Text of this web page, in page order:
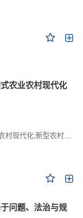
农业农村现代化
济;城乡融合发展;新质生产力
问题、法治与规